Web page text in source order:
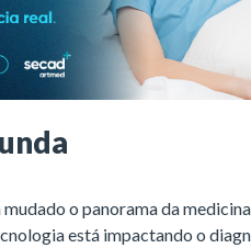
o panorama da
está impactando o